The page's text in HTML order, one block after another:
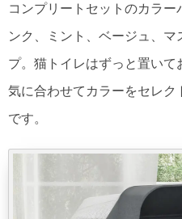
コンプリートセットのカラ
ンク、ミント、ベージュ、
プ。猫トイレはずっと置いて
気に合わせてカラーをセレク
です。